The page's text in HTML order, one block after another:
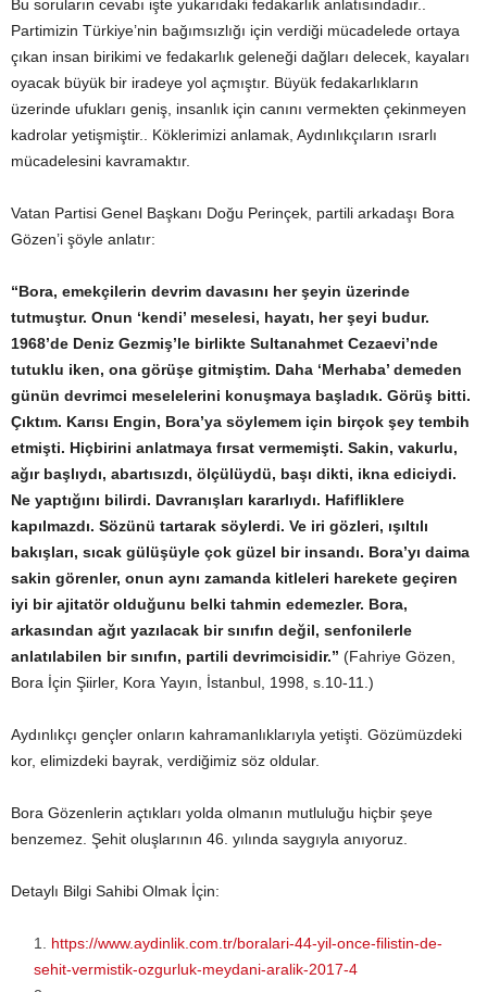
Bu soruların cevabı işte yukarıdaki fedakarlık anlatısındadır..
Partimizin Türkiye’nin bağımsızlığı için verdiği mücadelede ortaya
çıkan insan birikimi ve fedakarlık geleneği dağları delecek, kayaları
oyacak büyük bir iradeye yol açmıştır. Büyük fedakarlıkların
üzerinde ufukları geniş, insanlık için canını vermekten çekinmeyen
kadrolar yetişmiştir.. Köklerimizi anlamak, Aydınlıkçıların ısrarlı
mücadelesini kavramaktır.
Vatan Partisi Genel Başkanı Doğu Perinçek, partili arkadaşı Bora
Gözen’i şöyle anlatır:
“Bora, emekçilerin devrim davasını her şeyin üzerinde
tutmuştur. Onun ‘kendi’ meselesi, hayatı, her şeyi budur.
1968’de Deniz Gezmiş’le birlikte Sultanahmet Cezaevi’nde
tutuklu iken, ona görüşe gitmiştim. Daha ‘Merhaba’ demeden
günün devrimci meselelerini konuşmaya başladık. Görüş bitti.
Çıktım. Karısı Engin, Bora’ya söylemem için birçok şey tembih
etmişti. Hiçbirini anlatmaya fırsat vermemişti. Sakin, vakurlu,
ağır başlıydı, abartısızdı, ölçülüydü, başı dikti, ikna ediciydi.
Ne yaptığını bilirdi. Davranışları kararlıydı. Hafifliklere
kapılmazdı. Sözünü tartarak söylerdi. Ve iri gözleri, ışıltılı
bakışları, sıcak gülüşüyle çok güzel bir insandı. Bora’yı daima
sakin görenler, onun aynı zamanda kitleleri harekete geçiren
iyi bir ajitatör olduğunu belki tahmin edemezler. Bora,
arkasından ağıt yazılacak bir sınıfın değil, senfonilerle
anlatılabilen bir sınıfın, partili devrimcisidir.” (Fahriye Gözen,
Bora İçin Şiirler, Kora Yayın, İstanbul, 1998, s.10-11.)
Aydınlıkçı gençler onların kahramanlıklarıyla yetişti. Gözümüzdeki
kor, elimizdeki bayrak, verdiğimiz söz oldular.
Bora Gözenlerin açtıkları yolda olmanın mutluluğu hiçbir şeye
benzemez. Şehit oluşlarının 46. yılında saygıyla anıyoruz.
Detaylı Bilgi Sahibi Olmak İçin:
https://www.aydinlik.com.tr/boralari-44-yil-once-filistin-de-
sehit-vermistik-ozgurluk-meydani-aralik-2017-4